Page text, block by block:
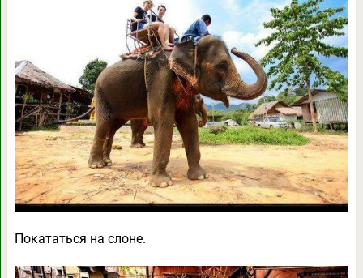
Покататься на слоне.